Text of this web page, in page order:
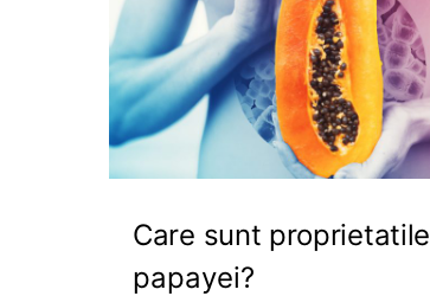
Care sunt proprietatile
papayei?